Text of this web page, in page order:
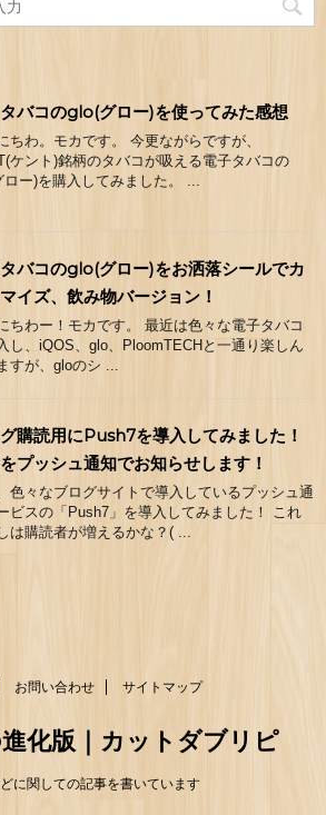
バコのglo(グロー)を使ってみた感想
ちわ。モカです。 今更ながらですが、
ケント)銘柄のタバコが吸える電子タバコの
ロー)を購入してみました。 ...
バコのglo(グロー)をお洒落シールでカ
イズ、飲み物バージョン！
ちわー！モカです。 最近は色々な電子タバコ
し、iQOS、glo、PloomTECHと一通り楽しん
すが、gloのシ ...
購読用にPush7を導入してみました！
プッシュ通知でお知らせします！
色々なブログサイトで導入しているプッシュ通
ビスの「Push7」を導入してみました！ これ
は購読者が増えるかな？( ...
お問い合わせ サイトマップ
化版｜カットダブリピ
に関しての記事を書いています